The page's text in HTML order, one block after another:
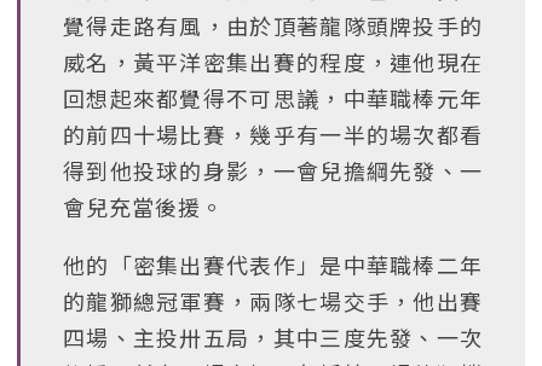
覺得走路有風，由於頂著龍隊頭牌投手的
威名，黃平洋密集出賽的程度，連他現在
回想起來都覺得不可思議，中華職棒元年
的前四十場比賽，幾乎有一半的場次都看
得到他投球的身影，一會兒擔綱先發、一
會兒充當後援。
他的「密集出賽代表作」是中華職棒二年
的龍獅總冠軍賽，兩隊七場交手，他出賽
四場、主投卅五局，其中三度先發、一次